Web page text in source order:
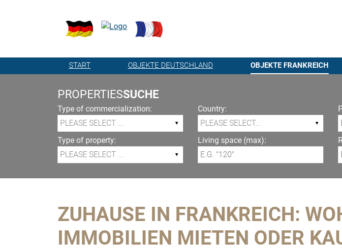
START OBJEKTE DEUTSCHLAND OBJEKTE FRANKREICH
PROPERTIESSUCHE
Type of commercialization: Country:
Type of property: Living space (max):
ZUHAUSE IN FRANKREICH:
IMMOBILIEN MIETEN ODER